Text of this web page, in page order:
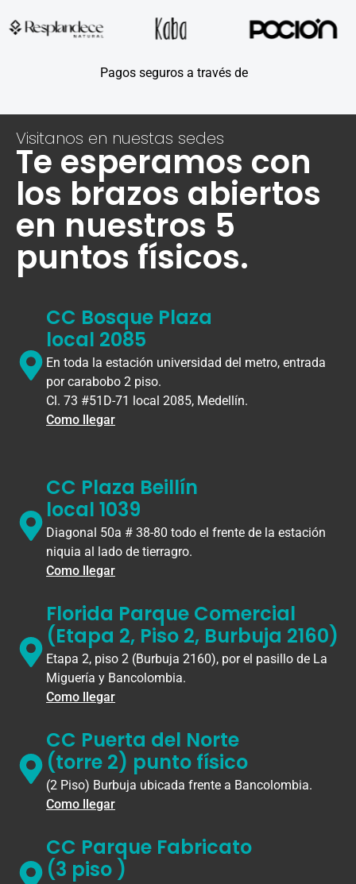
Pagos seguros a través de
Visitanos en nuestas sedes
Te esperamos con
los brazos abiertos
en nuestros 5
puntos físicos.
CC Bosque Plaza
local 2085
En toda la estación universidad del metro, entrada
por carabobo 2 piso.
Cl. 73 #51D-71 local 2085, Medellín.
Como llegar
CC Plaza Beillín
local 1039
Diagonal 50a # 38-80 todo el frente de la estación
niquia al lado de tierragro.
Como llegar
Florida Parque Comercial
(Etapa 2, Piso 2, Burbuja 2160)
Etapa 2, piso 2 (Burbuja 2160), por el pasillo de La
Miguería y Bancolombia.
Como llegar
CC Puerta del Norte
(torre 2) punto físico
(2 Piso) Burbuja ubicada frente a Bancolombia.
Como llegar
CC Parque Fabricato
(3 piso )